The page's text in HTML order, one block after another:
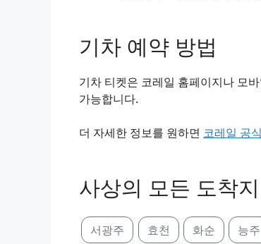
기차 예약 방법
기차 티켓은 코레일 홈페이지나 모
가능합니다.
더 자세한 정보를 원하면 코레일 공
사상의 모든 도착지
서광주 효천 화순 능주